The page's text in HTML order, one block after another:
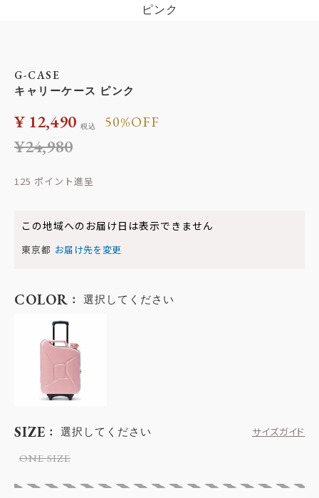
ピンク
G-CASE
キャリーケース ピンク
¥24,980
50%OFF
¥ 12,490 税込
125
この地域へのお届け日は表示できません
東京都 お届け先を変更
SIZE 選択してください
サイズガイド
ONE SIZE
COLOR 選択してください